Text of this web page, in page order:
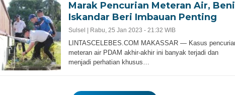
Marak Pencurian Meteran Air, Beni
Iskandar Beri Imbauan Penting
Sulsel | Rabu, 25 Jan 2023 - 21:32 WIB
LINTASCELEBES.COM MAKASSAR — Kasus
meteran air PDAM akhir-akhir ini banyak terjadi dan
menjadi perhatian khusus…